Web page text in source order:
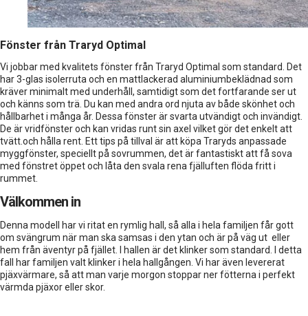
Fönster från Traryd Optimal
Vi jobbar med kvalitets fönster från Traryd Optimal som standard. Det
har 3-glas isolerruta och en mattlackerad aluminiumbeklädnad som
kräver minimalt med underhåll, samtidigt som det fortfarande ser ut
och känns som trä. Du kan med andra ord njuta av både skönhet och
hållbarhet i många år. Dessa fönster är svarta utvändigt och invändigt.
De är vridfönster och kan vridas runt sin axel vilket gör det enkelt att
tvätt.och hålla rent. Ett tips på tillval är att köpa Traryds anpassade
myggfönster, speciellt på sovrummen, det är fantastiskt att få sova
med fönstret öppet och låta den svala rena fjälluften flöda fritt i
rummet.
Välkommen in
Denna modell har vi ritat en rymlig hall, så alla i hela familjen får gott
om svängrum när man ska samsas i den ytan och är på väg ut eller
hem från äventyr på fjället. I hallen är det klinker som standard. I detta
fall har familjen valt klinker i hela hallgången. Vi har även levererat
pjäxvärmare, så att man varje morgon stoppar ner fötterna i perfekt
värmda pjäxor eller skor.